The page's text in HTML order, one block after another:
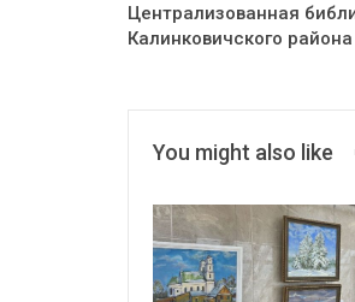
Централизованная
Калинковичского района
You might also like